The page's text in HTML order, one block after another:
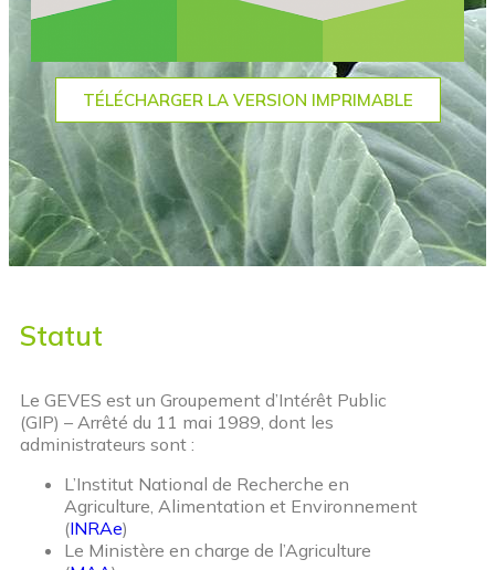
TÉLÉCHARGER LA VERSION IMPRIMABLE
Statut
Le GEVES est un Groupement d’Intérêt Public
(GIP) – Arrêté du 11 mai 1989, dont les
administrateurs sont :
L’Institut National de Recherche en
Agriculture, Alimentation et Environnement
(INRAe)
Le Ministère en charge de l’Agriculture